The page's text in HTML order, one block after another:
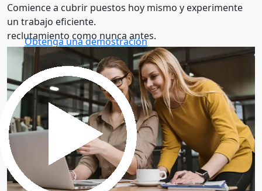
Comience a cubrir puestos hoy mismo y experimente
un trabajo eficiente.
reclutamiento como nunca antes.
Obtenga una demostración
30 minutos para explorar el software.
Obtenga una demostración